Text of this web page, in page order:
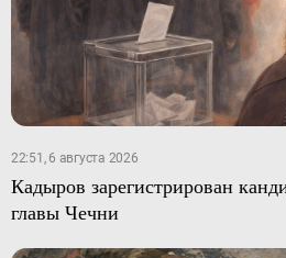
22:51, 6 августа 2026
Кадыров зарегистрирован
главы Чечни